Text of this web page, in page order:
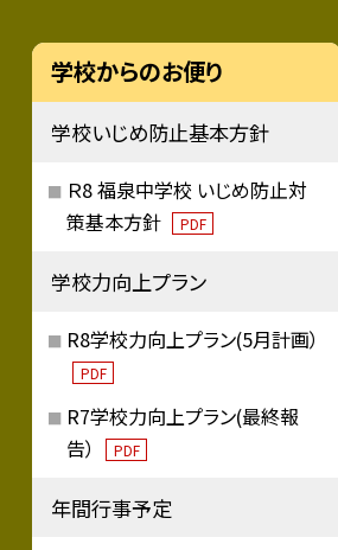
学校からのお便り
学校いじめ防止基本方針
Ｒ8 福泉中学校 いじめ防止対
策基本方針
PDF
学校力向上プラン
R8学校力向上プラン(5月計画）
PDF
R7学校力向上プラン(最終報
告）
PDF
年間行事予定